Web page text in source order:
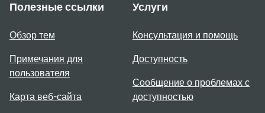
Полезные ссылки
Обзор тем
Примечания для
пользователя
Карта веб-сайта
Услуги
Консультация и помощь
Доступность
Сообщение о проблемах с
доступностью